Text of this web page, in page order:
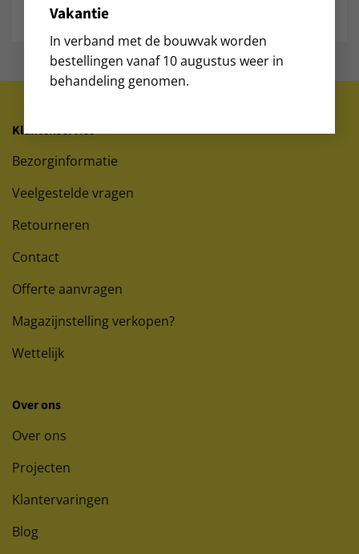
Vakantie
In verband met de bouwvak worden
bestellingen vanaf 10 augustus weer in
behandeling genomen.
76 nieuw
170,00 excl. BTW
Klantenservice
Bezorginformatie
Veelgestelde vragen
Retourneren
Contact
Offerte aanvragen
Magazijnstelling verkopen?
Wettelijk
Over ons
Over ons
Projecten
Klantervaringen
Blog